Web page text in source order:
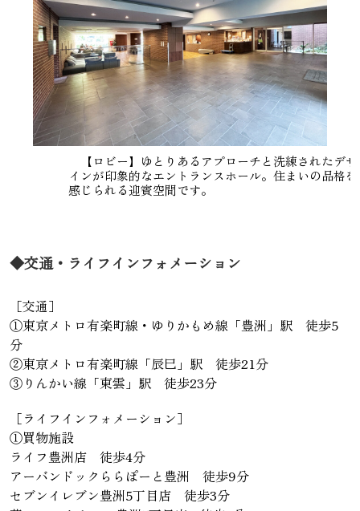
【ロビー】ゆとりあるアプローチと洗練されたデザ
インが印象的なエントランスホール。住まいの品格を
感じられる迎賓空間です。
◆交通・ライフインフォメーション
［交通］
①東京メトロ有楽町線・ゆりかもめ線「豊洲」駅 徒歩5
分
②東京メトロ有楽町線「辰巳」駅 徒歩21分
③りんかい線「東雲」駅 徒歩23分
［ライフインフォメーション］
①買物施設
ライフ豊洲店 徒歩4分
アーバンドックららぽーと豊洲 徒歩9分
セブンイレブン豊洲5丁目店 徒歩3分